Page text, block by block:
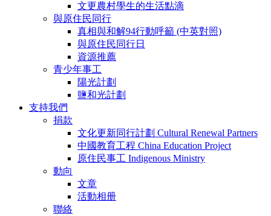
文更農村學生的生活點滴
與原住民同行
真相與和解94行動呼籲 (中英對照)
與原住民同行日
資源推薦
青少年事工
陽光計劃
鹽和光計劃
支持我們
捐款
文化更新同行計劃 Cultural Renewal Partners
中國教育工程 China Education Project
原住民事工 Indigenous Ministry
動向
文章
活動相册
聯絡